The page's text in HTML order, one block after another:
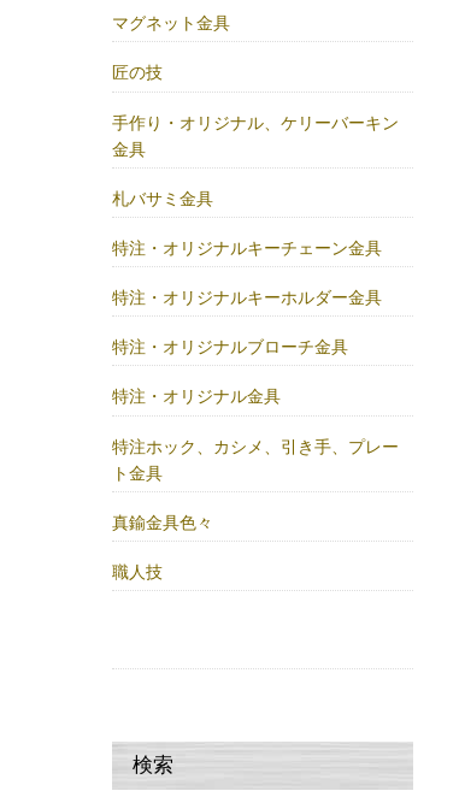
マグネット金具
匠の技
手作り・オリジナル、ケリーバーキン
金具
札バサミ金具
特注・オリジナルキーチェーン金具
特注・オリジナルキーホルダー金具
特注・オリジナルブローチ金具
特注・オリジナル金具
特注ホック、カシメ、引き手、プレー
ト金具
真鍮金具色々
職人技
検索